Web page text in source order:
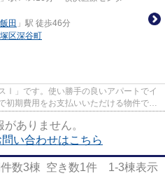
田 」駅 徒歩46分
区深谷町
Ⅰ」です。使い勝手の良いアパートでイ
初期費用をお支払いいただける物件で
ありません。
い合わせはこちら
数3棟 空き数1件 1-3棟表示